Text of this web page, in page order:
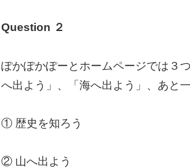
Question ２
ぽかぽかぽーとホームページでは３
へ出よう」、「海へ出よう」、あと
① 歴史を知ろう
② 山へ出よう